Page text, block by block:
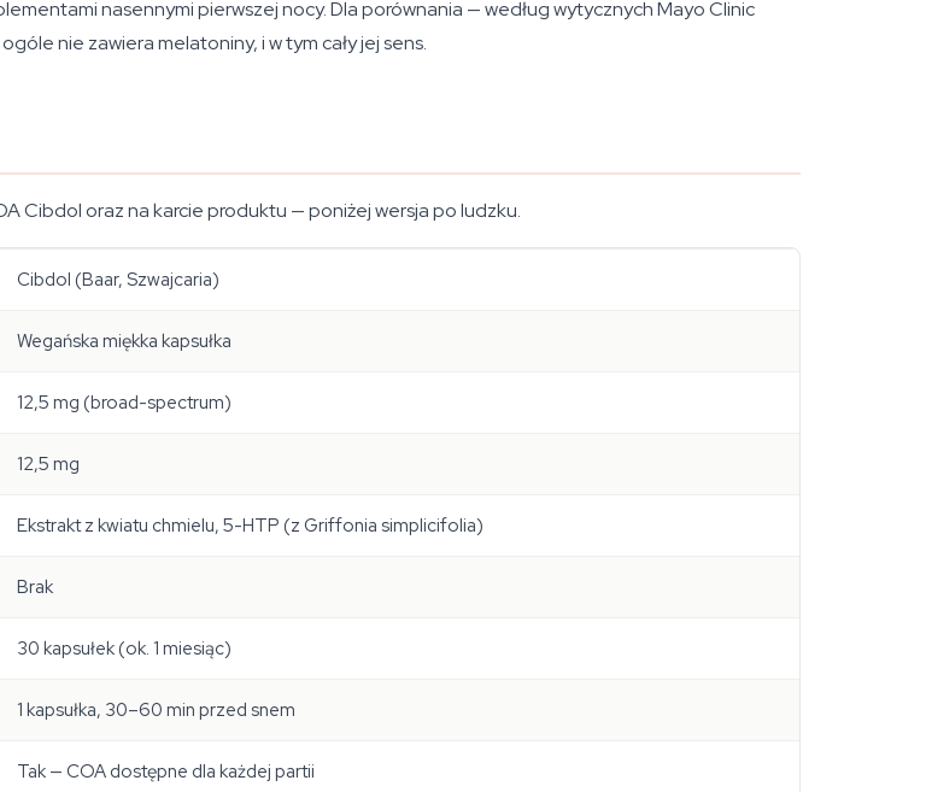
nasennymi pierwszej nocy. Dla porównania — według wytycznych Mayo Clinic
nie zawiera melatoniny, i w tym cały jej sens.
Cibdol oraz na karcie produktu — poniżej wersja po ludzku.
Cibdol (Baar, Szwajcaria)
Wegańska miękka kapsułka
12,5 mg (broad-spectrum)
12,5 mg
Ekstrakt z kwiatu chmielu, 5-HTP (z Griffonia simplicifolia)
Brak
30 kapsułek (ok. 1 miesiąc)
1 kapsułka, 30–60 min przed snem
Tak — COA dostępne dla każdej partii